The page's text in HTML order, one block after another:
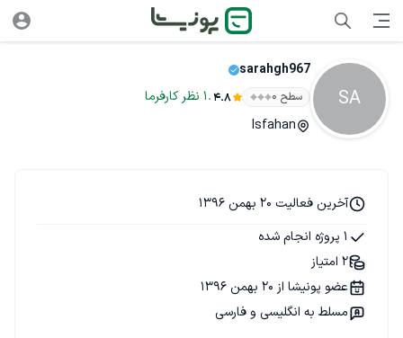
SA
sarahgh967
سطح ۰ 4.8
.
1 نظر کارفرما
Isfahan
آخرین فعالیت 20 بهمن 1396
1 پروژه انجام شده
2 امتیاز
عضو پونیشا از 20 بهمن 1396
مسلط به انگلیسی و فارسی